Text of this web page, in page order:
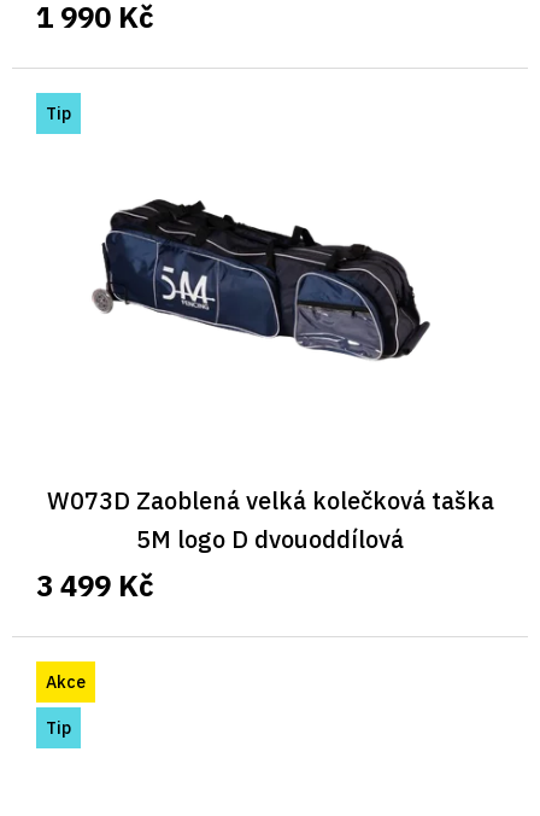
1 990 Kč
Tip
W073D Zaoblená velká kolečková taška
5M logo D dvouoddílová
3 499 Kč
Akce
Tip